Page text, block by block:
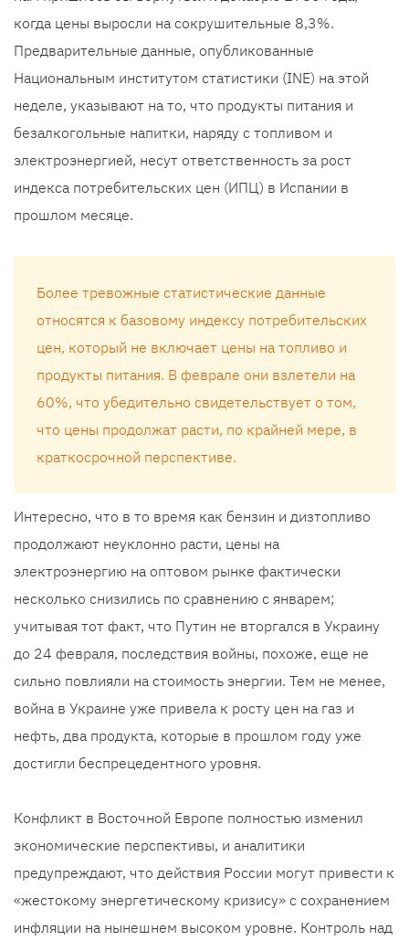
когда цены выросли на сокрушительные 8,3%.
Предварительные данные, опубликованные
Национальным институтом статистики (INE) на этой
неделе, указывают на то, что продукты питания и
безалкогольные напитки, наряду с топливом и
электроэнергией, несут ответственность за рост
индекса потребительских цен (ИПЦ) в Испании в
прошлом месяце.
Более тревожные статистические данные
относятся к базовому индексу потребительских
цен, который не включает цены на топливо и
продукты питания. В феврале они взлетели на
60%, что убедительно свидетельствует о том,
что цены продолжат расти, по крайней мере, в
краткосрочной перспективе.
Интересно, что в то время как бензин и дизтопливо
продолжают неуклонно расти, цены на
электроэнергию на оптовом рынке фактически
несколько снизились по сравнению с январем;
учитывая тот факт, что Путин не вторгался в Украину
до 24 февраля, последствия войны, похоже, еще не
сильно повлияли на стоимость энергии. Тем не менее,
война в Украине уже привела к росту цен на газ и
нефть, два продукта, которые в прошлом году уже
достигли беспрецедентного уровня.
Конфликт в Восточной Европе полностью изменил
экономические перспективы, и аналитики
предупреждают, что действия России могут привести к
«жестокому энергетическому кризису» с сохранением
инфляции на нынешнем высоком уровне. Контроль над